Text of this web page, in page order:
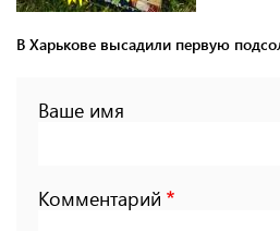
В Харькове высадили первую
Ваше имя
Комментарий